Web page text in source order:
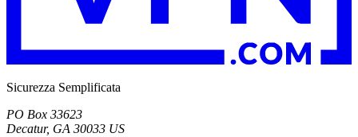
Sicurezza Semplificata
PO Box 33623
Decatur, GA 30033 US